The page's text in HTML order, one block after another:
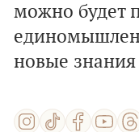
можно будет
новые